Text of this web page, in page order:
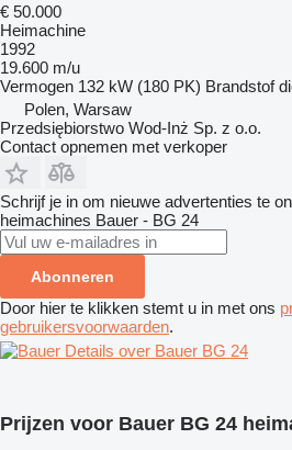
€ 50.000
Heimachine
1992
19.600 m/u
Vermogen 132 kW (180 PK) Brandstof
Polen, Warsaw
Przedsiębiorstwo Wod-Inż Sp. z o.o.
Contact opnemen met verkoper
Schrijf je in om nieuwe advertenties te
heimachines Bauer - BG 24
Abonneren
Door hier te klikken stemt u in met ons
gebruikersvoorwaarden.
Details over Bauer BG 24
Prijzen voor Bauer BG 24